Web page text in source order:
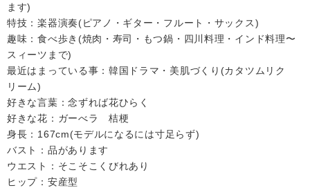
ます)
特技：楽器演奏(ピアノ・ギター・フルート・サックス)
趣味：食べ歩き(焼肉・寿司・もつ鍋・四川料理・インド料理〜
スィーツまで)
最近はまっている事：韓国ドラマ・美肌づくり(カタツムリク
リーム)
好きな言葉：念ずれば花ひらく
好きな花：ガーべラ 桔梗
身長：167cm(モデルになるには寸足らず)
バスト：品があります
ウエスト：そこそこくびれあり
ヒップ：安産型